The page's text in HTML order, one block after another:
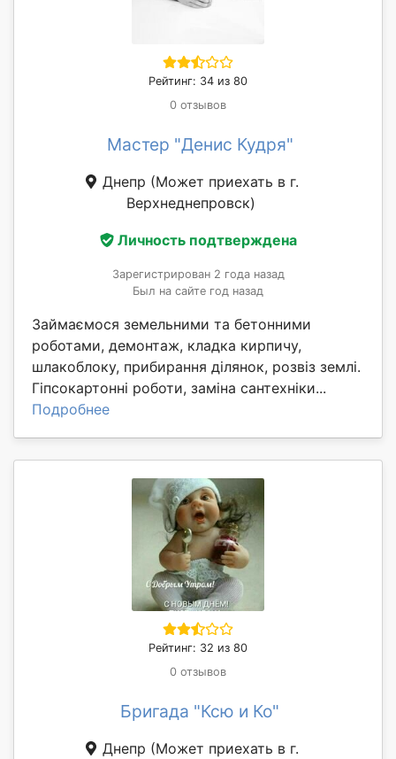
Рейтинг: 34 из 80
0 отзывов
Мастер "Денис Кудря"
Днепр (Может приехать в г.
Верхнеднепровск)
Личность подтверждена
Зарегистрирован 2 года назад
Был на сайте год назад
Займаємося земельними та бетонними
роботами, демонтаж, кладка кирпичу,
шлакоблоку, прибирання ділянок, розвіз землі.
Гіпсокартонні роботи, заміна сантехніки...
Подробнее
Рейтинг: 32 из 80
0 отзывов
Бригада "Ксю и Ко"
Днепр (Может приехать в г.